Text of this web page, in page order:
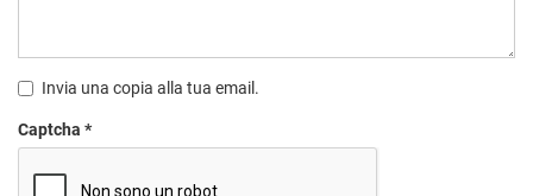
Invia una copia alla tua email.
Captcha *